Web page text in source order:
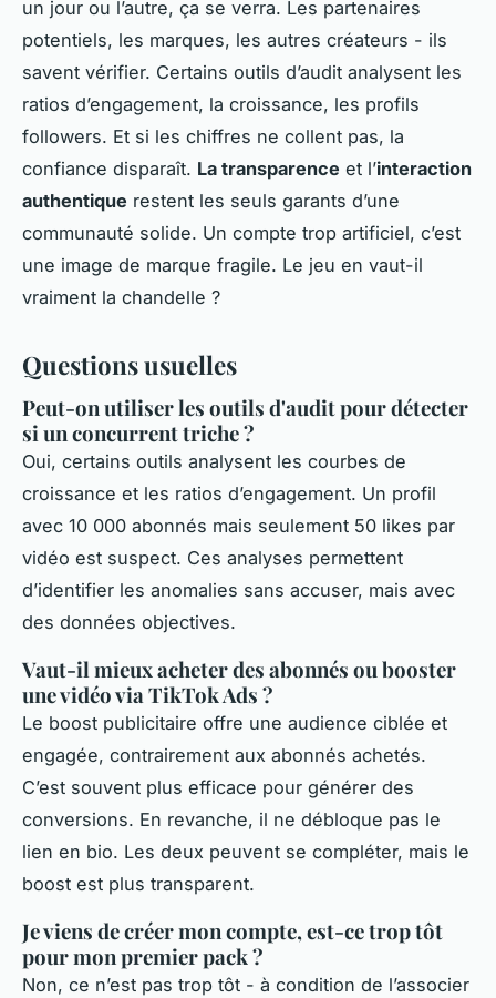
un jour ou l’autre, ça se verra. Les partenaires
potentiels, les marques, les autres créateurs - ils
savent vérifier. Certains outils d’audit analysent les
ratios d’engagement, la croissance, les profils
followers. Et si les chiffres ne collent pas, la
confiance disparaît. La transparence et l’interaction
authentique restent les seuls garants d’une
communauté solide. Un compte trop artificiel, c’est
une image de marque fragile. Le jeu en vaut-il
vraiment la chandelle ?
Questions usuelles
Peut-on utiliser les outils d'audit pour détecter
si un concurrent triche ?
Oui, certains outils analysent les courbes de
croissance et les ratios d’engagement. Un profil
avec 10 000 abonnés mais seulement 50 likes par
vidéo est suspect. Ces analyses permettent
d’identifier les anomalies sans accuser, mais avec
des données objectives.
Vaut-il mieux acheter des abonnés ou booster
une vidéo via TikTok Ads ?
Le boost publicitaire offre une audience ciblée et
engagée, contrairement aux abonnés achetés.
C’est souvent plus efficace pour générer des
conversions. En revanche, il ne débloque pas le
lien en bio. Les deux peuvent se compléter, mais le
boost est plus transparent.
Je viens de créer mon compte, est-ce trop tôt
pour mon premier pack ?
Non, ce n’est pas trop tôt - à condition de l’associer